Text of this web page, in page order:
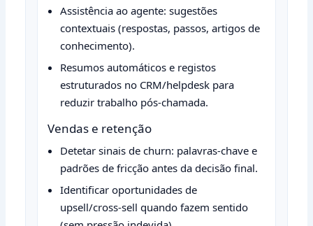
Assistência ao agente: sugestões
contextuais (respostas, passos, artigos de
conhecimento).
Resumos automáticos e registos
estruturados no CRM/helpdesk para
reduzir trabalho pós‑chamada.
Vendas e retenção
Detetar sinais de churn: palavras‑chave e
padrões de fricção antes da decisão final.
Identificar oportunidades de
upsell/cross‑sell quando fazem sentido